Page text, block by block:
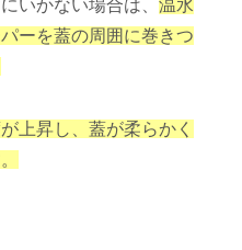
いかない場合は、 温水
ーを蓋の周囲に巻きつ
上昇し、蓋が柔らかく